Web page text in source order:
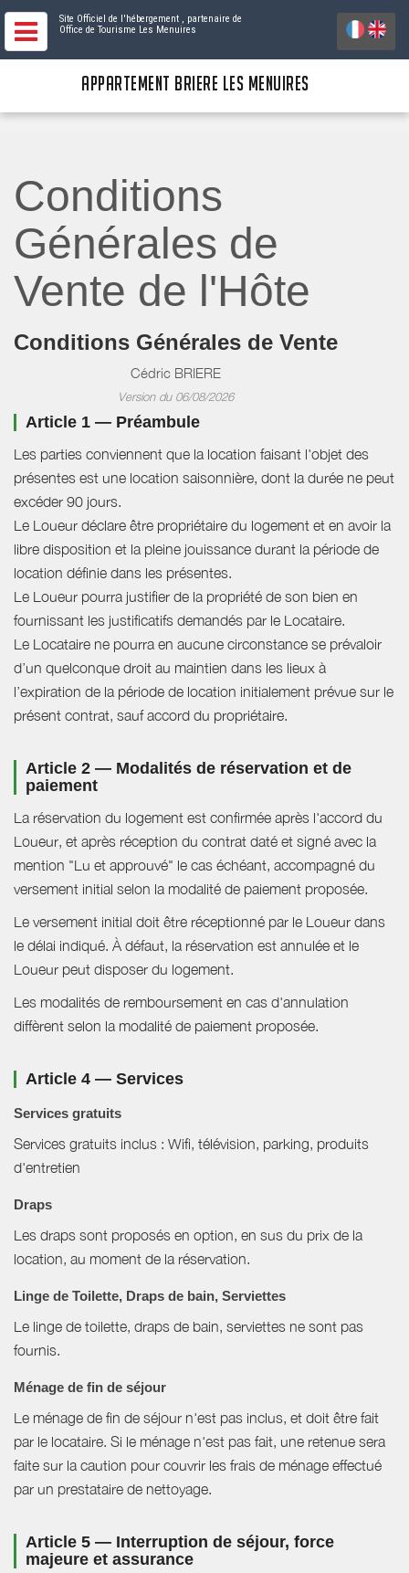
Site Officiel de l'hébergement , partenaire de
Office de Tourisme Les Menuires
APPARTEMENT BRIERE LES MENUIRES
Conditions
Générales de
Vente de l'Hôte
Conditions Générales de Vente
Cédric BRIERE
Version du 06/08/2026
Article 1 — Préambule
Les parties conviennent que la location faisant l'objet des
présentes est une location saisonnière, dont la durée ne peut
excéder 90 jours.
Le Loueur déclare être propriétaire du logement et en avoir la
libre disposition et la pleine jouissance durant la période de
location définie dans les présentes.
Le Loueur pourra justifier de la propriété de son bien en
fournissant les justificatifs demandés par le Locataire.
Le Locataire ne pourra en aucune circonstance se prévaloir
d’un quelconque droit au maintien dans les lieux à
l’expiration de la période de location initialement prévue sur le
présent contrat, sauf accord du propriétaire.
Article 2 — Modalités de réservation et de
paiement
La réservation du logement est confirmée après l'accord du
Loueur, et après réception du contrat daté et signé avec la
mention "Lu et approuvé" le cas échéant, accompagné du
versement initial selon la modalité de paiement proposée.
Le versement initial doit être réceptionné par le Loueur dans
le délai indiqué. À défaut, la réservation est annulée et le
Loueur peut disposer du logement.
Les modalités de remboursement en cas d'annulation
diffèrent selon la modalité de paiement proposée.
Article 4 — Services
Services gratuits
Services gratuits inclus : Wifi, télévision, parking, produits
d'entretien
Draps
Les draps sont proposés en option, en sus du prix de la
location, au moment de la réservation.
Linge de Toilette, Draps de bain, Serviettes
Le linge de toilette, draps de bain, serviettes ne sont pas
fournis.
Ménage de fin de séjour
Le ménage de fin de séjour n'est pas inclus, et doit être fait
par le locataire. Si le ménage n'est pas fait, une retenue sera
faite sur la caution pour couvrir les frais de ménage effectué
par un prestataire de nettoyage.
Article 5 — Interruption de séjour, force
majeure et assurance